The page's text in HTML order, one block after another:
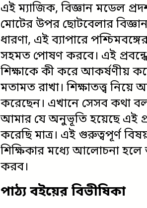
এই ম্যাজিক, বিজ্ঞান মডেল
মোটের উপর ছোটবেলার
ধারণা, এই ব্যাপারে
সহমত পোষণ করবে। এই
শিক্ষাকে কী করে আকর্ষণীয়
মতামত রাখা। শিক্ষাতত্ত্ব
করেছেন। এখানে সেসব কথা
আমার যে অনুভূতি হয়েছে এই
করেছি মাত্র। এই গুরুত্বপূর্ণ
শিক্ষিকার মধ্যে আলোচনা হলে
করব।
পাঠ্য বইয়ের বিভীষিকা